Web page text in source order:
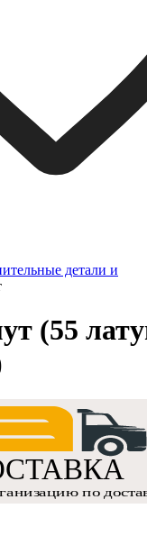
детали и
(55